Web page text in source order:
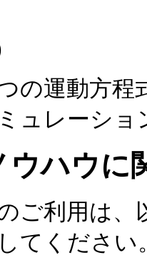
の運動方程
ュレーショ
ウハウに
ご利用は
てください